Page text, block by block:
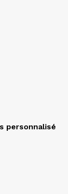
personnalisé